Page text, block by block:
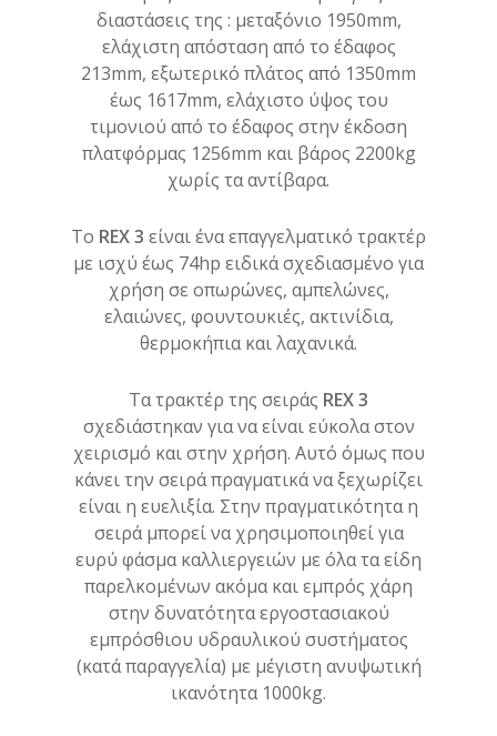
διαστάσεις της : μεταξόνιο 1950mm,
ελάχιστη απόσταση από το έδαφος
213mm, εξωτερικό πλάτος από 1350mm
έως 1617mm, ελάχιστο ύψος του
τιμονιού από το έδαφος στην έκδοση
πλατφόρμας 1256mm και βάρος 2200kg
χωρίς τα αντίβαρα.
Το REX 3 είναι ένα επαγγελματικό τρακτέρ
με ισχύ έως 74hp ειδικά σχεδιασμένο για
χρήση σε οπωρώνες, αμπελώνες,
ελαιώνες, φουντουκιές, ακτινίδια,
θερμοκήπια και λαχανικά.
Τα τρακτέρ της σειράς REX 3
σχεδιάστηκαν για να είναι εύκολα στον
χειρισμό και στην χρήση. Αυτό όμως που
κάνει την σειρά πραγματικά να ξεχωρίζει
είναι η ευελιξία. Στην πραγματικότητα η
σειρά μπορεί να χρησιμοποιηθεί για
ευρύ φάσμα καλλιεργειών με όλα τα είδη
παρελκομένων ακόμα και εμπρός χάρη
στην δυνατότητα εργοστασιακού
εμπρόσθιου υδραυλικού συστήματος
(κατά παραγγελία) με μέγιστη ανυψωτική
ικανότητα 1000kg.